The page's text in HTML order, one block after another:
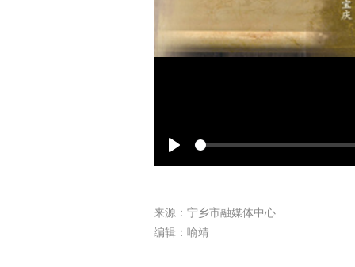
Play
来源：宁乡市融媒体中心
编辑：喻靖